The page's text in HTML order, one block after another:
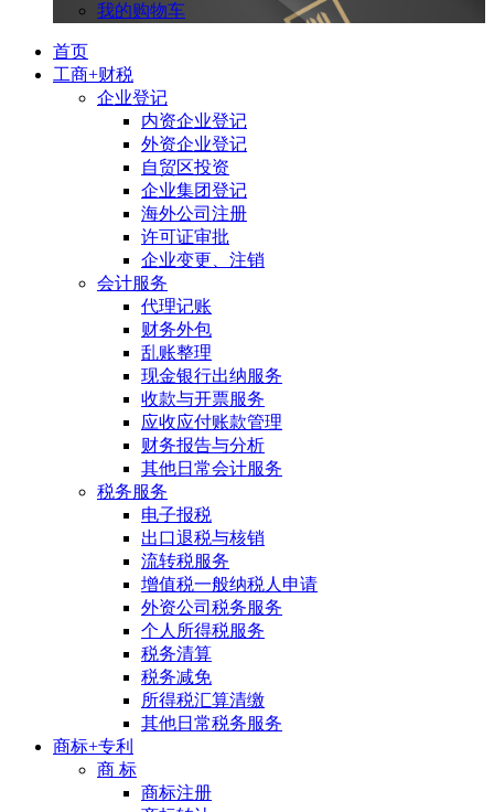
我的购物车
首页
工商+财税
企业登记
内资企业登记
外资企业登记
自贸区投资
企业集团登记
海外公司注册
许可证审批
企业变更、注销
会计服务
代理记账
财务外包
乱账整理
现金银行出纳服务
收款与开票服务
应收应付账款管理
财务报告与分析
其他日常会计服务
税务服务
电子报税
出口退税与核销
流转税服务
增值税一般纳税人申请
外资公司税务服务
个人所得税服务
税务清算
税务减免
所得税汇算清缴
其他日常税务服务
商标+专利
商 标
商标注册